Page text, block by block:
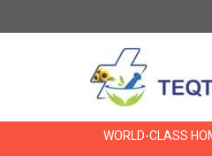
WORLD-CLASS